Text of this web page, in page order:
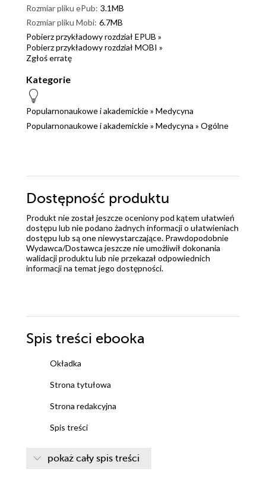
Rozmiar pliku ePub: 3.1MB
Rozmiar pliku Mobi: 6.7MB
Pobierz przykładowy rozdział EPUB »
Pobierz przykładowy rozdział MOBI »
Zgłoś erratę
Kategorie
Popularnonaukowe i akademickie» Medycyna
Popularnonaukowe i akademickie» Medycyna » Ogólne
Dostępność produktu
Produkt nie został jeszcze oceniony pod kątem ułatwień
dostępu lub nie podano żadnych informacji o ułatwieniach
dostępu lub są one niewystarczające. Prawdopodobnie
Wydawca/Dostawca jeszcze nie umożliwił dokonania
walidacji produktu lub nie przekazał odpowiednich
informacji na temat jego dostępności.
Spis treści ebooka
Okładka
Strona tytułowa
Strona redakcyjna
Spis treści
pokaż cały spis treści